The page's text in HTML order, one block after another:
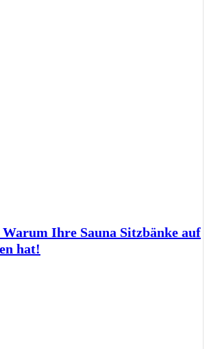
Ihre Sauna Sitzbänke auf
hat!